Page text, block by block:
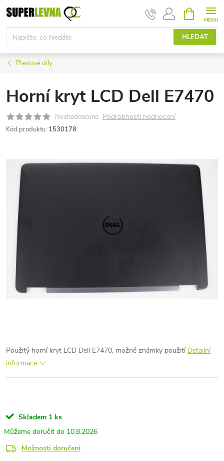
Přejít
na
obsah
HLEDAT
NÁKUPNÍ
KOŠÍK
Plastové díly
Horní kryt LCD Dell E7470
Neohodnoceno Podrobnosti hodnocení
Kód produktu: 1530178
Použitý horní kryt LCD Dell E7470, možné známky použití Detailní
informace
Skladem 1 ks
10.8.2026
Možnosti doručení